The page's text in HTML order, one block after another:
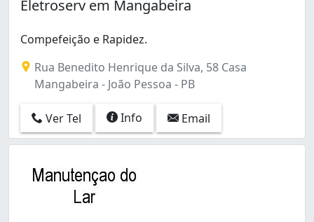
Eletroserv em Mangabeira
Compefeição e Rapidez.
Rua Benedito Henrique da Silva, 58 Casa
Mangabeira - João Pessoa - PB
Ver Tel Info Email